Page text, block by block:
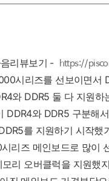
리뷰보기 - https://
시리즈를 선보이면서
와 DDR5 둘 다 지원
DDR4와 DDR5 구분해
를 지원하기 시작했
리즈 메인보드로 많이
리 오버클럭을 지원했